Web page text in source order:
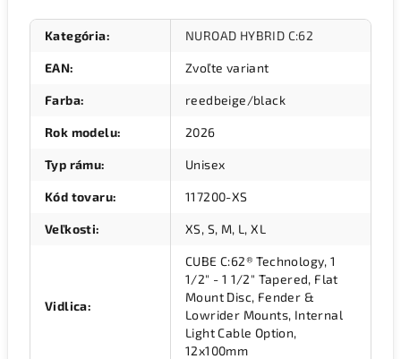
Kategória: NUROAD HYBRID C:62
EAN: Zvoľte variant
Farba: reedbeige/black
Rok modelu: 2026
Typ rámu: Unisex
Kód tovaru: 117200-XS
Veľkosti: XS, S, M, L, XL
Vidlica:
CUBE C:62® Technology, 1
1/2" - 1 1/2" Tapered, Flat
Mount Disc, Fender &
Lowrider Mounts, Internal
Light Cable Option,
12x100mm